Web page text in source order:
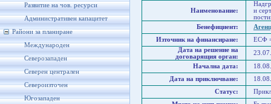
Развитие на чов. ресурси
Административен капацитет
Райони за планиране
Международен
Северозападен
Северен централен
Североизточен
Югозападен
Наименование:
и
Бенефициент:
Източник на финансиране:
ЕСФ
Дата на решение на
договарящия орган:
Начална дата:
Дата на приключване:
Статус: